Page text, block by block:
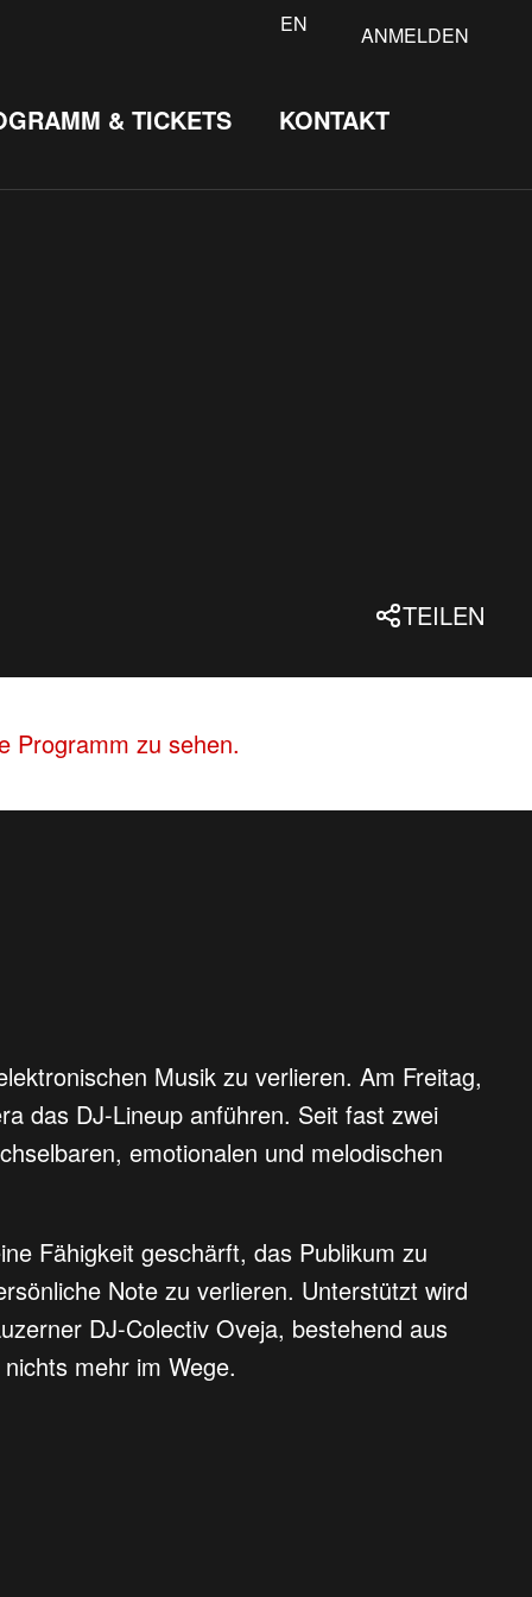
EN ANMELDEN
& TICKETS KONTAKT
TEILEN
Programm zu sehen.
Musik zu verlieren. Am Freitag,
das DJ-Lineup anführen. Seit fast zwei
emotionalen und melodischen
Fähigkeit geschärft, das Publikum zu
Note zu verlieren. Unterstützt wird
DJ-Colectiv Oveja, bestehend aus
mehr im Wege.